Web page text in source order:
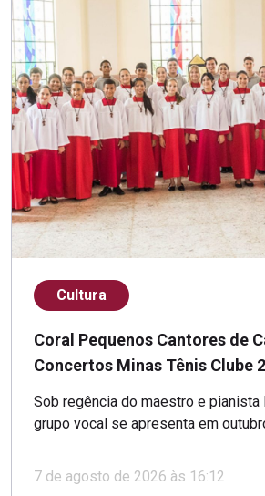
Cultura
Coral Pequenos Cantores de
Concertos Minas Tênis Clube
Sob regência do maestro e pianista
grupo vocal se apresenta em
7 de agosto de 2026 às 16:12